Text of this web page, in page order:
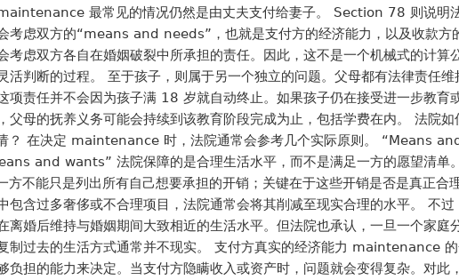
最常见的情况仍然是由丈夫支付给妻子。 Section 78 则说明
考虑双方的“means and needs”，也就是支付方的经济能力，以及收款方
考虑双方各自在婚姻破裂中所承担的责任。因此，这不是一个机械式的计算
活判断的过程。 至于孩子，则属于另一个独立的问题。父母都有法律责任维
项责任并不会因为孩子满 18 岁就自动终止。如果孩子仍在接受进一步教育
父母的抚养义务可能会持续到该教育阶段完成为止，包括学费在内。 法院如
在决定 maintenance 时，法院通常会参考几个实际原则。 “Means
and wants” 法院保障的是合理生活水平，而不是满足一方的愿望清单
不能只是列出所有自己想要承担的开销；关键在于这些开销是否是真正合
包含过多奢侈或不合理项目，法院通常会将其削减至现实合理的水平。 不过
离婚后维持与婚姻期间大致相近的生活水平。但法院也承认，一旦一个家庭
制过去的生活方式通常并不现实。 支付方真实的经济能力 maintenance
负担的能力来决定。当支付方隐瞒收入或资产时，问题就会变得复杂。对此